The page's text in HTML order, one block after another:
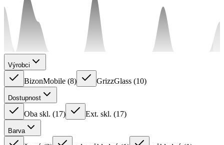
Výrobci
BizonMobile (8) GrizzGlass (10)
Dostupnost
Oba skl. (17) Ext. skl. (17)
Barva